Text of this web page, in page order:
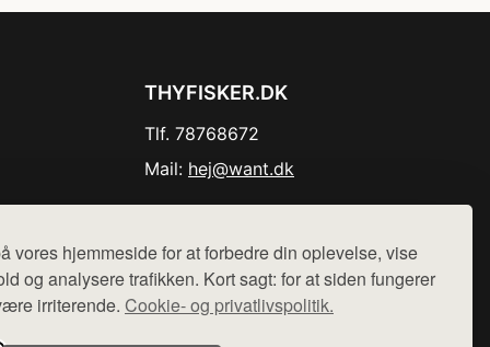
vores hjemmeside for at forbedre din oplevelse, vise
og analysere trafikken. Kort sagt: for at siden fungerer
irriterende. Cookie- og privatlivspolitik.
THYFISKER.DK
Tlf. 78768672
Mail: hej@want.dk
sælges ikke varer fra denne side - vi henviser til de shops,